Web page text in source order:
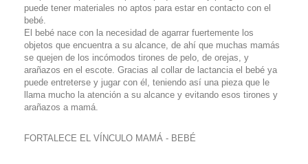
puede tener materiales no aptos para estar en contacto con el
bebé.
El bebé nace con la necesidad de agarrar fuertemente los
objetos que encuentra a su alcance, de ahí que muchas mamás
se quejen de los incómodos tirones de pelo, de orejas, y
arañazos en el escote. Gracias al collar de lactancia el bebé ya
puede entreterse y jugar con él, teniendo así una pieza que le
llama mucho la atención a su alcance y evitando esos tirones y
arañazos a mamá.
FORTALECE EL VÍNCULO MAMÁ - BEBÉ